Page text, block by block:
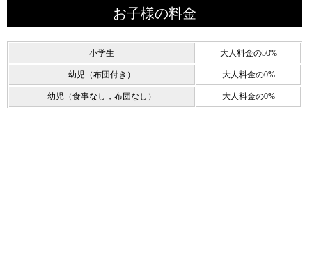
お子様の料金
小学生 大人料金の50%
幼児（布団付き） 大人料金の0%
幼児（食事なし，布団なし） 大人料金の0%